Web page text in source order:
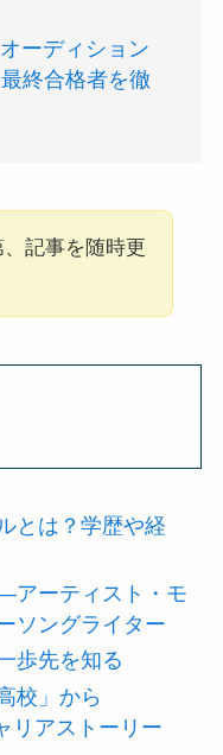
ーディション
終合格者を徹
記事を随時更
とは？学歴や経
アーティスト・モ
ソングライター
歩先を知る
校」から
リアストーリー